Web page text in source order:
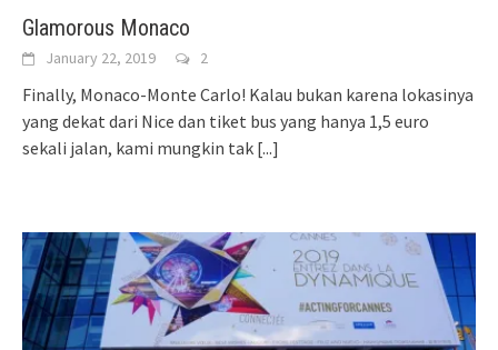
Glamorous Monaco
January 22, 2019 2
Finally, Monaco-Monte Carlo! Kalau bukan karena lokasinya
yang dekat dari Nice dan tiket bus yang hanya 1,5 euro
sekali jalan, kami mungkin tak [...]